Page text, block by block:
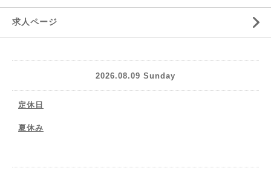
求人ページ
2026.08.09 Sunday
定休日
夏休み